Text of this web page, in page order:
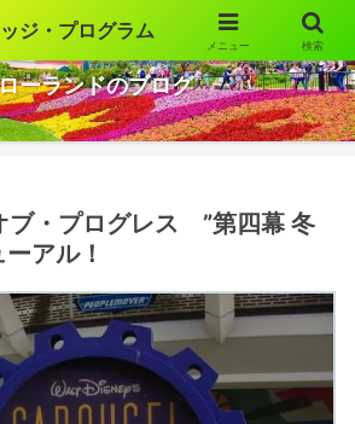
ィズニー・ワールドの魅力を語ります
ーランドのブログ
ブ・プログレス ”第四幕 冬
アル！
ジ・プログラム
メニュー 検索